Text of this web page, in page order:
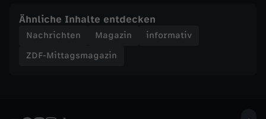
-
Z
Ähnliche Inhalte entdecken
Nachrichten Magazin
informativ
ZDF-Mittagsmagazin